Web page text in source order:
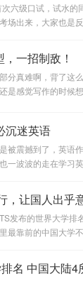
六级口试，试水的
场出来，大家也是
弱项在哪里。沪江网
考六级
一招制敌！
分真难啊，背了这
是感觉写作的时候
沉迷英语
被震撼到了，英语
一波波的走在学习
，让国人出乎
发布的世界大学排
最靠前的中国大学
名 中国大陆4